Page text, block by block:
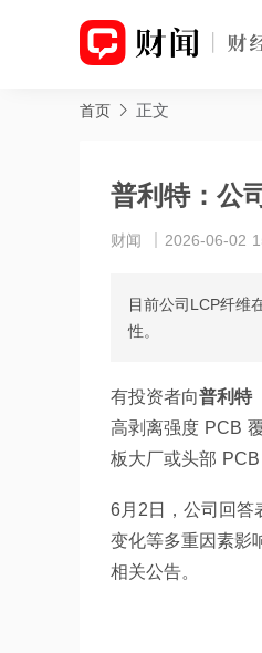
首页 正文
普利特：公
财闻 2026-06-02
目前公司LCP纤维
性。
有投资者向普利特
高剥离强度 PCB
板大厂或头部
6月2日，公司回答
变化等多重因素影
相关公告。